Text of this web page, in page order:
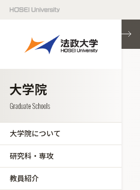
大学院について
研究科・専攻
教員紹介